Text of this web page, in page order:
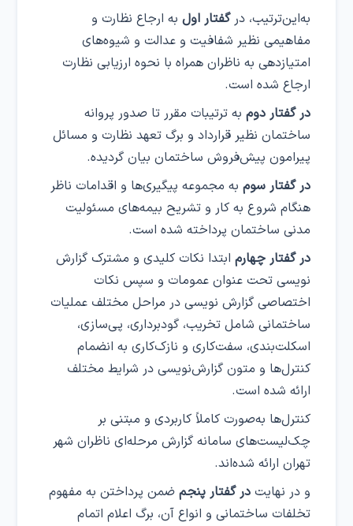
به‌این‌ترتیب، درگفتار اول به ارجاع نظارت و
مفاهیمی نظیر شفافیت و عدالت و شیوه‌های
امتیازدهی به ناظران همراه با نحوه ارزیابی نظارت
ارجاع شده است.
در گفتار دوم به ترتیبات مقرر تا صدور پروانه
ساختمان نظیر قرارداد و برگ تعهد نظارت و مسائل
پیرامون پیش‌فروش ساختمان بیان گردیده.
در گفتار سوم به مجموعه پیگیری‌ها و اقدامات ناظر
هنگام شروع به کار و تشریح بیمه‌های مسئولیت
مدنی ساختمان پرداخته شده است.
در گفتار چهارم ابتدا نکات کلیدی و مشترک گزارش‌
نویسی تحت عنوان عمومات و سپس نکات
اختصاصی گزارش‌ نویسی در مراحل مختلف عملیات
ساختمانی شامل تخریب، گودبرداری، پی‌سازی،
اسکلت‌بندی، سفت‌کاری و نازک‌کاری به انضمام
کنترل‌ها و متون گزارش‌نویسی در شرایط مختلف
ارائه شده است.
کنترل‌ها به‌صورت کاملاً کاربردی و مبتنی بر
چک‌لیست‌های سامانه گزارش مرحله‌ای ناظران شهر
تهران ارائه شده‌اند.
و در نهایتدر گفتار پنجم ضمن پرداختن به مفهوم
تخلفات ساختمانی و انواع آن، برگ اعلام اتمام